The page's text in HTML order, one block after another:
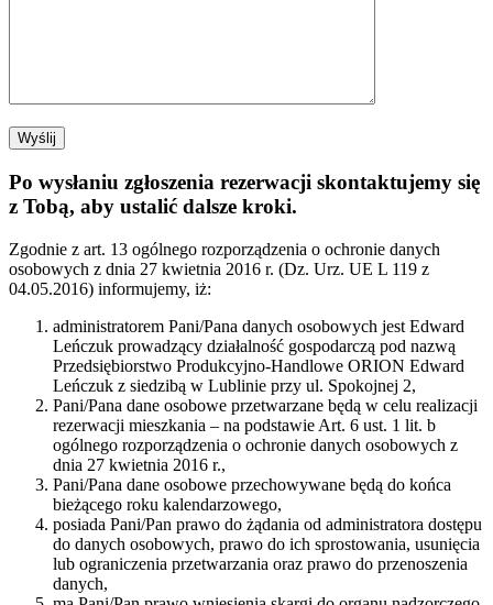
Po wysłaniu zgłoszenia rezerwacji skontaktujemy się
z Tobą, aby ustalić dalsze kroki.
Zgodnie z art. 13 ogólnego rozporządzenia o ochronie danych
osobowych z dnia 27 kwietnia 2016 r. (Dz. Urz. UE L 119 z
04.05.2016) informujemy, iż:
administratorem Pani/Pana danych osobowych jest Edward
Leńczuk prowadzący działalność gospodarczą pod nazwą
Przedsiębiorstwo Produkcyjno-Handlowe ORION Edward
Leńczuk z siedzibą w Lublinie przy ul. Spokojnej 2,
Pani/Pana dane osobowe przetwarzane będą w celu realizacji
rezerwacji mieszkania – na podstawie Art. 6 ust. 1 lit. b
ogólnego rozporządzenia o ochronie danych osobowych z
dnia 27 kwietnia 2016 r.,
Pani/Pana dane osobowe przechowywane będą do końca
bieżącego roku kalendarzowego,
posiada Pani/Pan prawo do żądania od administratora dostępu
do danych osobowych, prawo do ich sprostowania, usunięcia
lub ograniczenia przetwarzania oraz prawo do przenoszenia
danych,